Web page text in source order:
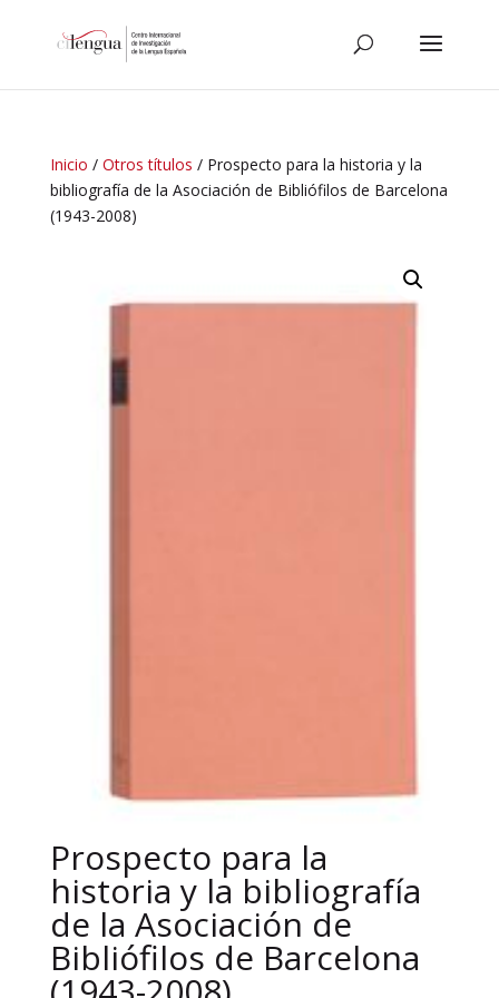
Inicio / Otros títulos / Prospecto para la historia y la
bibliografía de la Asociación de Bibliófilos de Barcelona
(1943-2008)
Prospecto para la
historia y la bibliografía
de la Asociación de
Bibliófilos de Barcelona